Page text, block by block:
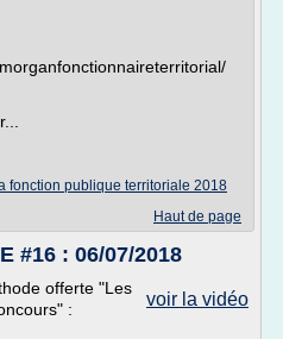
fonction publique territoriale 2018
Haut de page
#16 : 06/07/2018
voir la vidéo
offerte "Les
: